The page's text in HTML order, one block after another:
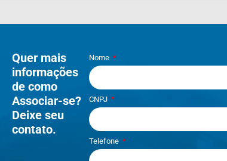
Quer mais
informações
de como
Associar-se?
Deixe seu
contato.
Nome
CNPJ
Telefone